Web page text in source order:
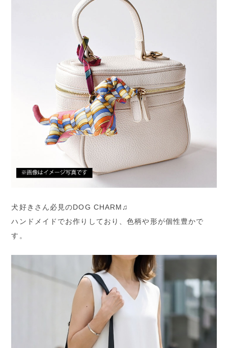
犬好きさん必見のDOG CHARM♫
ハンドメイドでお作りしており、色柄や形が個性豊かで
す。